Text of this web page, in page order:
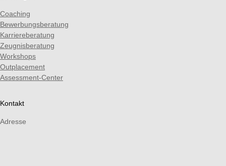
Coaching
Bewerbungsberatung
Karriereberatung
Zeugnisberatung
Workshops
Outplacement
Assessment-Center
Kontakt
Adresse